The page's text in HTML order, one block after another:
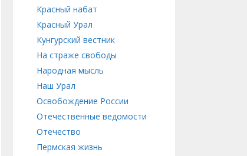
Красный набат
Красный Урал
Кунгурский вестник
На страже свободы
Народная мысль
Наш Урал
Освобождение России
Отечественные ведомости
Отечество
Пермская жизнь